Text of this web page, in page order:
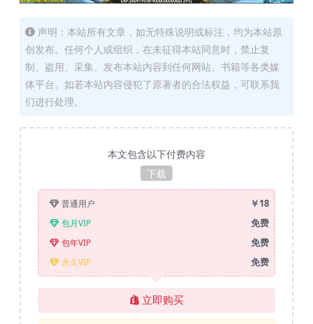
声明：本站所有文章，如无特殊说明或标注，均为本站原
创发布。任何个人或组织，在未征得本站同意时，禁止复
制、盗用、采集、发布本站内容到任何网站、书籍等各类媒
体平台。如若本站内容侵犯了原著者的合法权益，可联系我
们进行处理。
本文包含以下付费内容
下载
普通用户 ￥18
包月VIP 免费
包年VIP 免费
永久VIP 免费
立即购买